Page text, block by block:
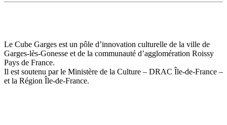
Le Cube Garges est un pôle d’innovation culturelle de la ville de
Garges-lès-Gonesse et de la communauté d’agglomération Roissy
Pays de France.
Il est soutenu par le Ministère de la Culture – DRAC Île-de-France –
et la Région Île-de-France.